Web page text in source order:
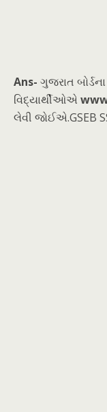
Ans- ગુજરાત
વિદ્યાર્થીઓએ
લેવી જોઈએ.GSEB